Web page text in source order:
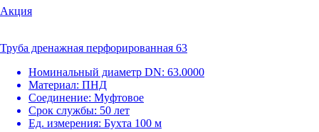
Акция
Труба дренажная перфорированная 63
Номинальный диаметр DN: 63.0000
Материал: ПНД
Соединение: Муфтовое
Срок службы: 50 лет
Ед. измерения: Бухта 100 м